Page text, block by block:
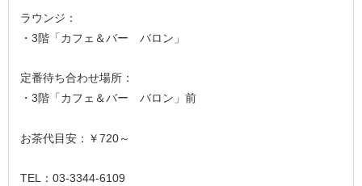
ラウンジ：
・3階「カフェ＆バー バロン」
定番待ち合わせ場所：
・3階「カフェ＆バー バロン」前
お茶代目安：￥720～
TEL：03-3344-6109